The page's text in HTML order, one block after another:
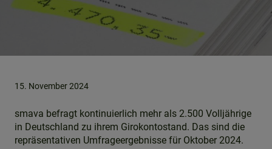
15. November 2024
smava befragt kontinuierlich mehr als 2.500 Volljährige
in Deutschland zu ihrem Girokontostand. Das sind die
repräsentativen Umfrageergebnisse für Oktober 2024.